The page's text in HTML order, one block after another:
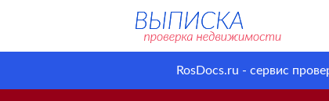
RosDocs.ru - сервис